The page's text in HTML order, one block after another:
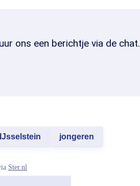
ons een berichtje via de chat.
IJsselstein jongeren
Ster.nl